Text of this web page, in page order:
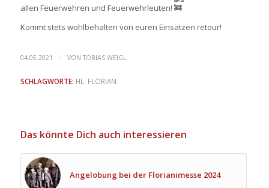
allen Feuerwehren und Feuerwehrleuten!
Kommt stets wohlbehalten von euren Einsätzen retour!
04.05.2021 / VONTOBIAS WEIGL
SCHLAGWORTE: HL. FLORIAN
Das könnte Dich auch interessieren
Angelobung bei der Florianimesse 2024